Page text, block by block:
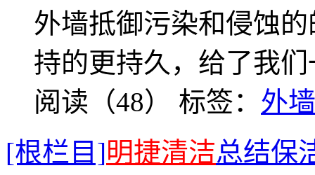
外墙抵御污染和侵蚀
持的更持久，给了我
阅读（48） 标签： 外
[根栏目]明捷清洁总结保